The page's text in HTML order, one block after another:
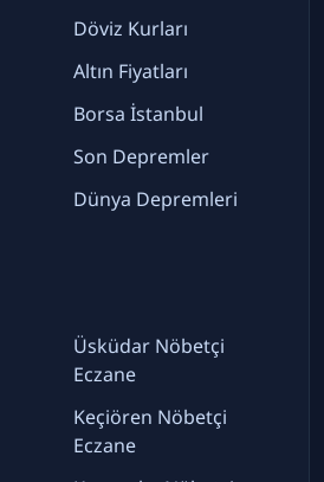
Döviz Kurları
Altın Fiyatları
Borsa İstanbul
Son Depremler
Dünya Depremleri
Üsküdar Nöbetçi
Eczane
Keçiören Nöbetçi
Eczane